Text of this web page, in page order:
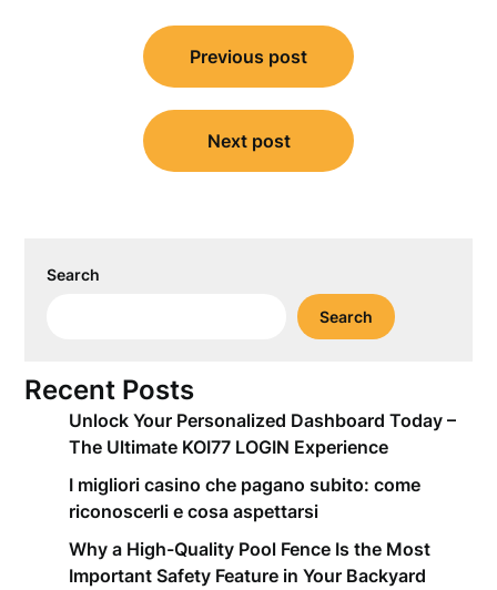
navigation
Previous post
Next post
Search
Search
Recent Posts
Unlock Your Personalized Dashboard Today –
The Ultimate KOI77 LOGIN Experience
I migliori casino che pagano subito: come
riconoscerli e cosa aspettarsi
Why a High-Quality Pool Fence Is the Most
Important Safety Feature in Your Backyard